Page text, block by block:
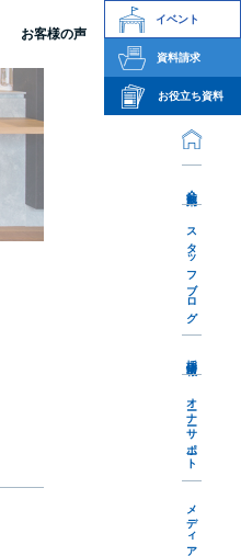
お客様の声
イベント
資料請求
お役立ち資料
スタッフブログ
オーナーサポート
メディア情報